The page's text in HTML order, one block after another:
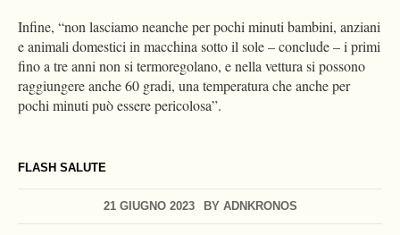
FLASH SALUTE
21 GIUGNO 2023 BY ADNKRONOS
Infine, “non lasciamo neanche per pochi minuti bambini, anziani
e animali domestici in macchina sotto il sole – conclude – i primi
fino a tre anni non si termoregolano, e nella vettura si possono
raggiungere anche 60 gradi, una temperatura che anche per
pochi minuti può essere pericolosa”.